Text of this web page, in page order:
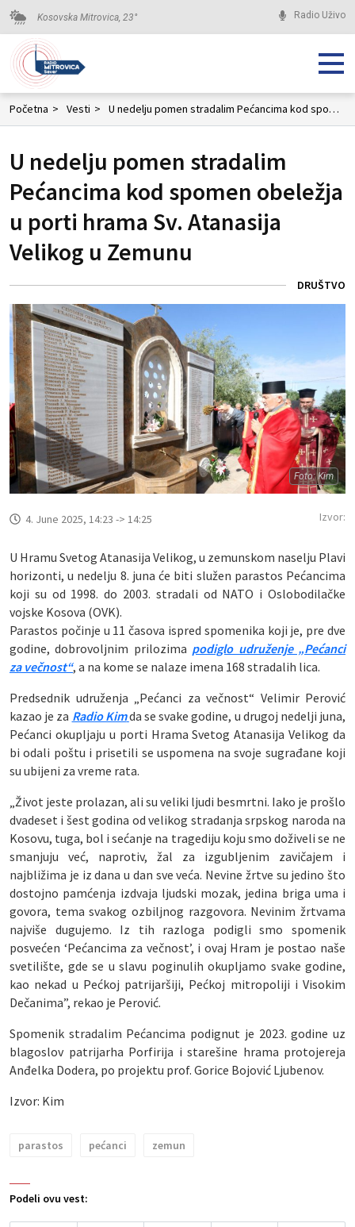
Kosovska Mitrovica, 23° Radio Uživo
Početna > Vesti > U nedelju pomen stradalim Pećancima kod spomen obeležja u porti hrama Sv. Atanasija Velikog u Zemunu
U nedelju pomen stradalim
Pećancima kod spomen obeležja
u porti hrama Sv. Atanasija
Velikog u Zemunu
DRUŠTVO
Foto: Kim
Podeli ovu vest:
4. June 2025, 14:23 -> 14:25 Izvor:
U Hramu Svetog Atanasija Velikog, u zemunskom naselju Plavi
horizonti, u nedelju 8. juna će biti služen parastos Pećancima
koji su od 1998. do 2003. stradali od NATO i Oslobodilačke
vojske Kosova (OVK).
Parastos počinje u 11 časova ispred spomenika koji je, pre dve
godine, dobrovoljnim prilozima podiglo udruženje „Pećanci
za večnost“, a na kome se nalaze imena 168 stradalih lica.
Predsednik udruženja „Pećanci za večnost“ Velimir Perović
kazao je za Radio Kimda se svake godine, u drugoj nedelji juna,
Pećanci okupljaju u porti Hrama Svetog Atanasija Velikog da
bi odali poštu i prisetili se uspomena na svoje sugrađane koji
su ubijeni za vreme rata.
„Život jeste prolazan, ali su veliki ljudi besmrtni. Iako je prošlo
dvadeset i šest godina od velikog stradanja srpskog naroda na
Kosovu, tuga, bol i sećanje na tragediju koju smo doživeli se ne
smanjuju već, naprotiv, žal za izgubljenim zavičajem i
najbližima je iz dana u dan sve veća. Nevine žrtve su jedino što
dostojno pamćenja izdvaja ljudski mozak, jedina briga uma i
govora, tema svakog ozbiljnog razgovora. Nevinim žrtvama
najviše dugujemo. Iz tih razloga podigli smo spomenik
posvećen ‘Pećancima za večnost’, i ovaj Hram je postao naše
svetilište, gde se u slavu poginulih okupljamo svake godine,
kao nekad u Pećkoj patrijaršiji, Pećkoj mitropoliji i Visokim
Dečanima”, rekao je Perović.
Spomenik stradalim Pećancima podignut je 2023. godine uz
blagoslov patrijarha Porfirija i starešine hrama protojereja
Anđelka Dodera, po projektu prof. Gorice Bojović Ljubenov.
Izvor: Kim
parastos pećanci zemun